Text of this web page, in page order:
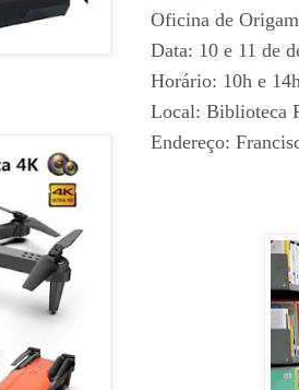
Oficina de
Data: 10 e 11 de
Horário: 10h e 14h
Local: Biblioteca
Endereço: